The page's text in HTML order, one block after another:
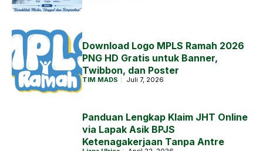
Download Logo MPLS Ramah 2026
PNG HD Gratis untuk Banner,
Twibbon, dan Poster
TIM MADS Juli 7, 2026
Panduan Lengkap Klaim JHT Online
via Lapak Asik BPJS
Ketenagakerjaan Tanpa Antre